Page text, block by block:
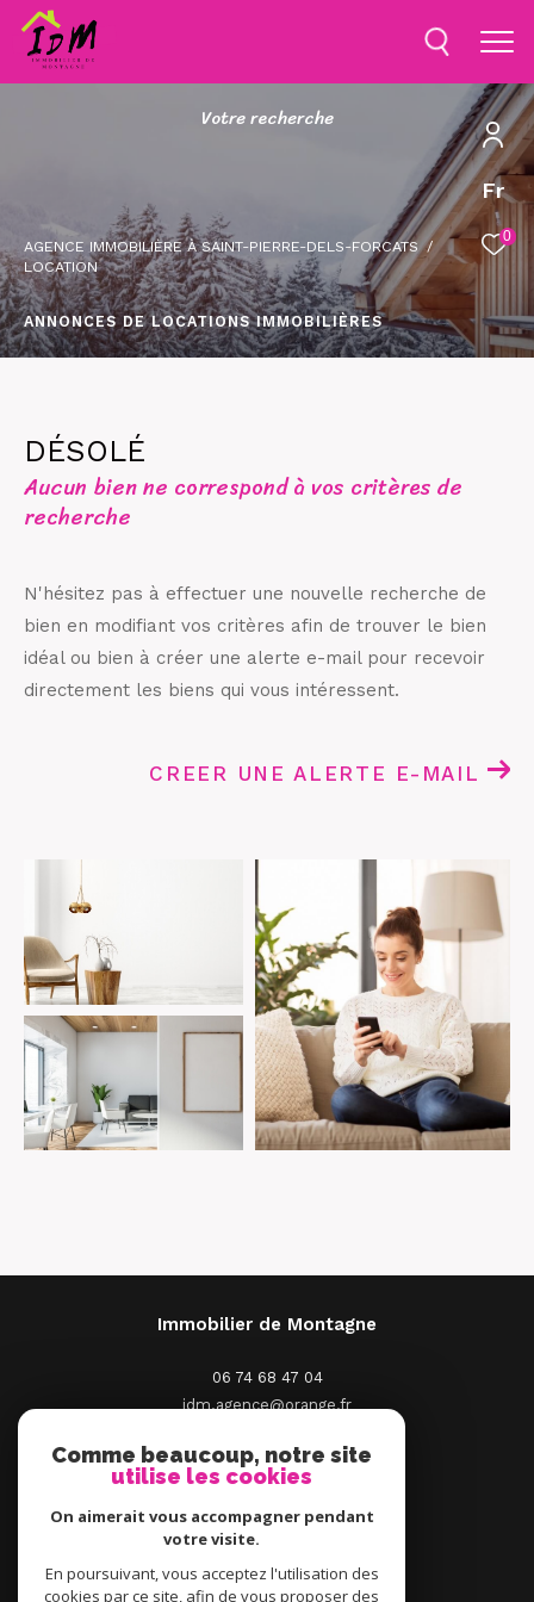
Fr
0
Votrerecherche
AGENCE IMMOBILIÈRE À SAINT-PIERRE-DELS-FORCATS
LOCATION
ANNONCES DE LOCATIONS IMMOBILIÈRES
DÉSOLÉ
Aucun bien ne correspond à vos critères de
recherche
N'hésitez pas à effectuer une nouvelle recherche de
bien en modifiant vos critères afin de trouver le bien
idéal ou bien à créer une alerte e-mail pour recevoir
directement les biens qui vous intéressent.
CREER UNE ALERTE E-MAIL
Immobilier de Montagne
06 74 68 47 04
idm.agence@orange.fr
66210 Saint-Pierre-Dels-Forcats
ADHÉRENTS
Comme beaucoup, notre site
utilise les cookies
On aimerait vous accompagner pendant
votre visite.
En poursuivant, vous acceptez l'utilisation des
cookies par ce site, afin de vous proposer des